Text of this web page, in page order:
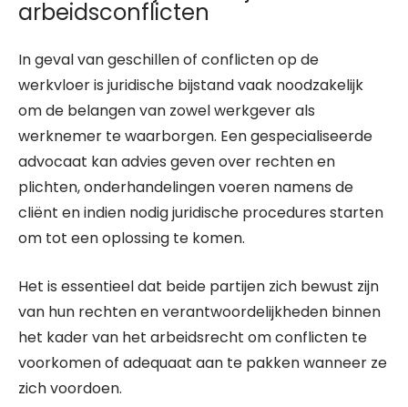
arbeidsconflicten
In geval van geschillen of conflicten op de
werkvloer is juridische bijstand vaak noodzakelijk
om de belangen van zowel werkgever als
werknemer te waarborgen. Een gespecialiseerde
advocaat kan advies geven over rechten en
plichten, onderhandelingen voeren namens de
cliënt en indien nodig juridische procedures starten
om tot een oplossing te komen.
Het is essentieel dat beide partijen zich bewust zijn
van hun rechten en verantwoordelijkheden binnen
het kader van het arbeidsrecht om conflicten te
voorkomen of adequaat aan te pakken wanneer ze
zich voordoen.